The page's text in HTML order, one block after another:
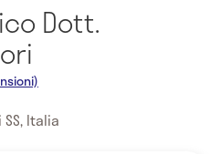
Dott.
Italia